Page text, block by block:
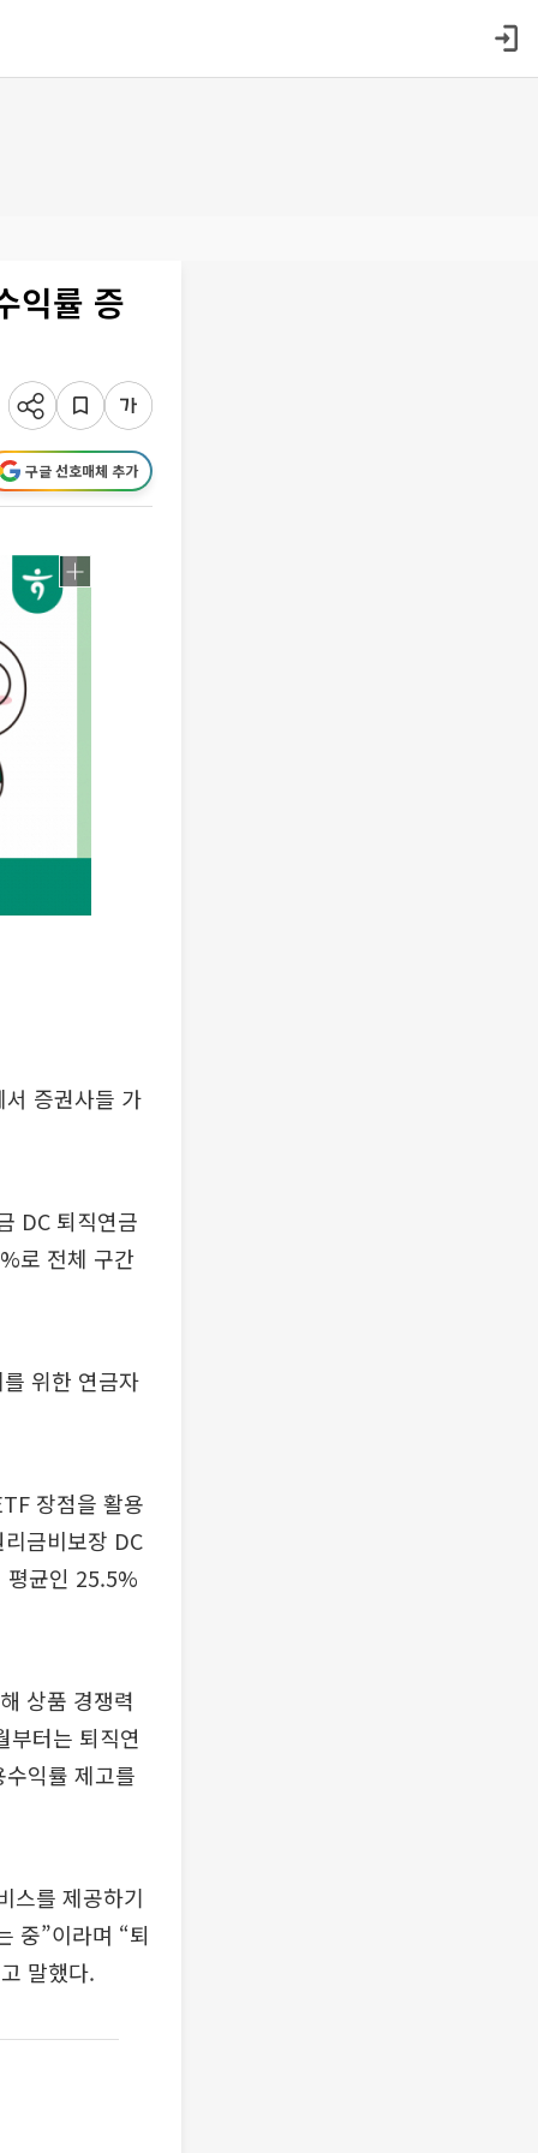
익률 증
구글 선호매체 추가
증권사들 가
DC 퇴직연금
로 전체 구간
위한 연금자
장점을 활용
금비보장 DC
평균인 25.5%
상품 경쟁력
부터는 퇴직연
익률 제고를
스를 제공하기
중”이라며 “퇴
말했다.